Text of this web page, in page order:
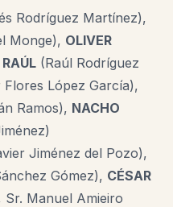
Rodríguez Martínez),
Monge), OLIVER
RAÚL (Raúl Rodríguez
Flores López García),
Ramos), NACHO
Jiménez del Pozo),
Gómez), CÉSAR
Sr. Manuel Amieiro